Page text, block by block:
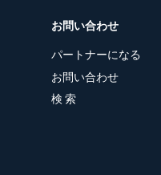
お問い合わせ
パートナーになる
お問い合わせ
検 索